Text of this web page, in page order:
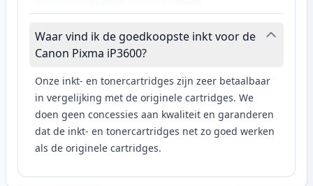
Waar vind ik de goedkoopste inkt voor de
Canon Pixma iP3600?
Onze inkt- en tonercartridges zijn zeer betaalbaar
in vergelijking met de originele cartridges. We
doen geen concessies aan kwaliteit en garanderen
dat de inkt- en tonercartridges net zo goed werken
als de originele cartridges.